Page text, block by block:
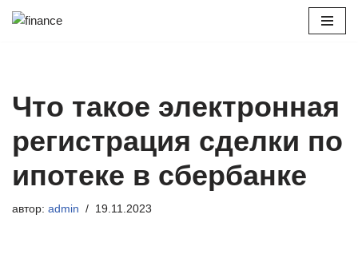
Что такое электронная
регистрация сделки по
ипотеке в сбербанке
автор: admin 19.11.2023